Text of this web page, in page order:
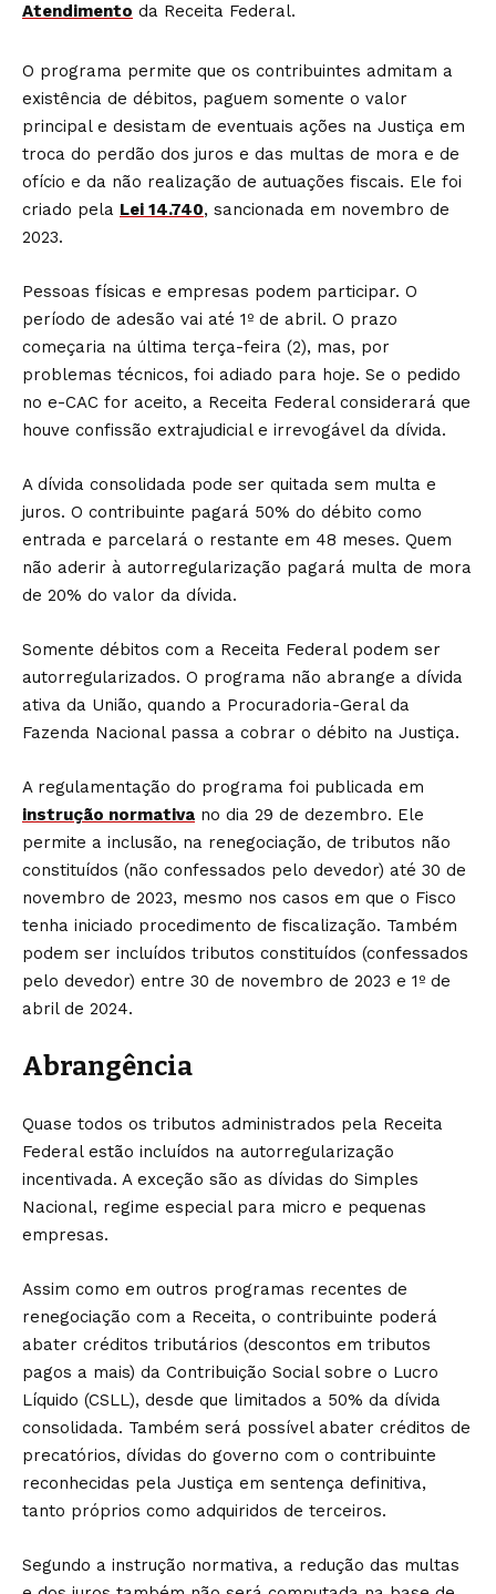
Atendimento da Receita Federal.
O programa permite que os contribuintes admitam a
existência de débitos, paguem somente o valor
principal e desistam de eventuais ações na Justiça em
troca do perdão dos juros e das multas de mora e de
ofício e da não realização de autuações fiscais. Ele foi
criado pela Lei 14.740, sancionada em novembro de
2023.
Pessoas físicas e empresas podem participar. O
período de adesão vai até 1º de abril. O prazo
começaria na última terça-feira (2), mas, por
problemas técnicos, foi adiado para hoje. Se o pedido
no e-CAC for aceito, a Receita Federal considerará que
houve confissão extrajudicial e irrevogável da dívida.
A dívida consolidada pode ser quitada sem multa e
juros. O contribuinte pagará 50% do débito como
entrada e parcelará o restante em 48 meses. Quem
não aderir à autorregularização pagará multa de mora
de 20% do valor da dívida.
Somente débitos com a Receita Federal podem ser
autorregularizados. O programa não abrange a dívida
ativa da União, quando a Procuradoria-Geral da
Fazenda Nacional passa a cobrar o débito na Justiça.
A regulamentação do programa foi publicada em
instrução normativa no dia 29 de dezembro. Ele
permite a inclusão, na renegociação, de tributos não
constituídos (não confessados pelo devedor) até 30 de
novembro de 2023, mesmo nos casos em que o Fisco
tenha iniciado procedimento de fiscalização. Também
podem ser incluídos tributos constituídos (confessados
pelo devedor) entre 30 de novembro de 2023 e 1º de
abril de 2024.
Abrangência
Quase todos os tributos administrados pela Receita
Federal estão incluídos na autorregularização
incentivada. A exceção são as dívidas do Simples
Nacional, regime especial para micro e pequenas
empresas.
Assim como em outros programas recentes de
renegociação com a Receita, o contribuinte poderá
abater créditos tributários (descontos em tributos
pagos a mais) da Contribuição Social sobre o Lucro
Líquido (CSLL), desde que limitados a 50% da dívida
consolidada. Também será possível abater créditos de
precatórios, dívidas do governo com o contribuinte
reconhecidas pela Justiça em sentença definitiva,
tanto próprios como adquiridos de terceiros.
Segundo a instrução normativa, a redução das multas